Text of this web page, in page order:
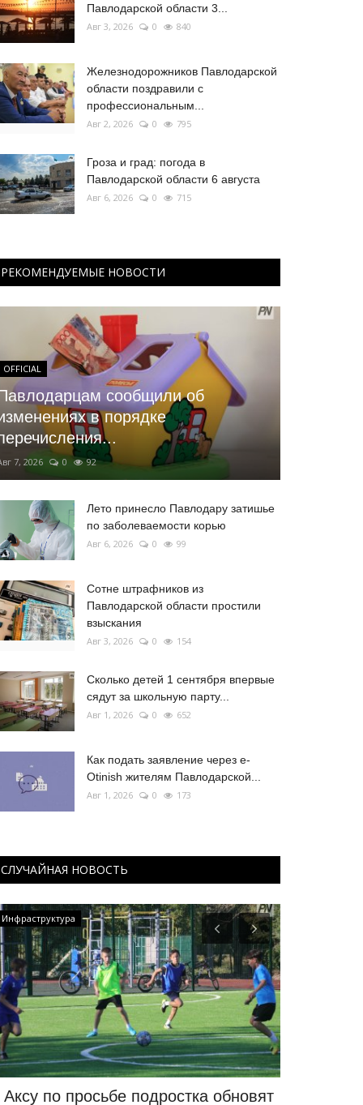
Павлодарской области 3...
Авг 3, 2026 0 840
Железнодорожников Павлодарской
области поздравили с
профессиональным...
Авг 2, 2026 0 795
Гроза и град: погода в
Павлодарской области 6 августа
Авг 6, 2026 0 715
РЕКОМЕНДУЕМЫЕ НОВОСТИ
OFFICIAL
сообщили об
в порядке
7, 2026 0 92
Лето принесло Павлодару затишье
по заболеваемости корью
Авг 6, 2026 0 99
Сотне штрафников из
Павлодарской области простили
взыскания
Авг 3, 2026 0 154
Сколько детей 1 сентября впервые
сядут за школьную парту...
Авг 1, 2026 0 652
Как подать заявление через e-
Otinish жителям Павлодарской...
Авг 1, 2026 0 173
СЛУЧАЙНАЯ НОВОСТЬ
Инфраструктура
по просьбе подростка обновят